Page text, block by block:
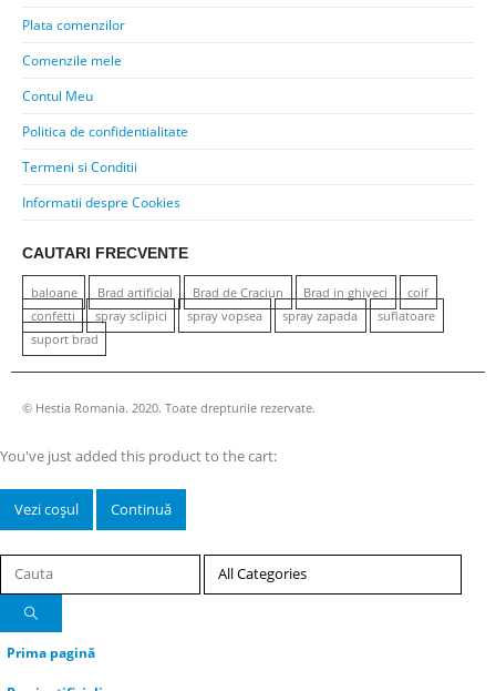
Plata comenzilor
Comenzile mele
Contul Meu
Politica de confidentialitate
Termeni si Conditii
Informatii despre Cookies
CAUTARI FRECVENTE
baloane Brad artificial Brad de Craciun Brad in ghiveci
coif
confetti
spray sclipici spray vopsea spray zapada
suflatoare
suport brad
© Hestia Romania. 2020. Toate drepturile rezervate.
You've just added this product to the cart:
Vezi coșul Continuă
Prima pagină